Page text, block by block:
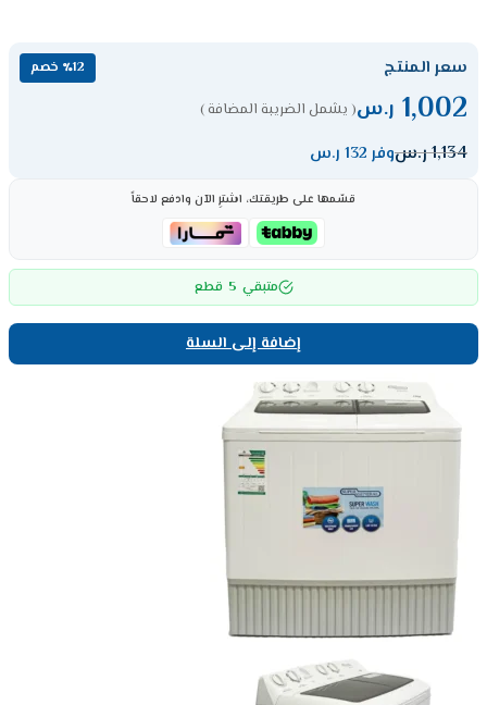
سعر المنتج ٪12 خصم
1,002 ر.س( يشمل الضريبة المضافة )
1,134ر.سوفر 132 ر.س
قسّمها على طريقتك، اشترِ الآن وادفع لاحقاً
متبقي 5 قطع
إضافة إلى السلة